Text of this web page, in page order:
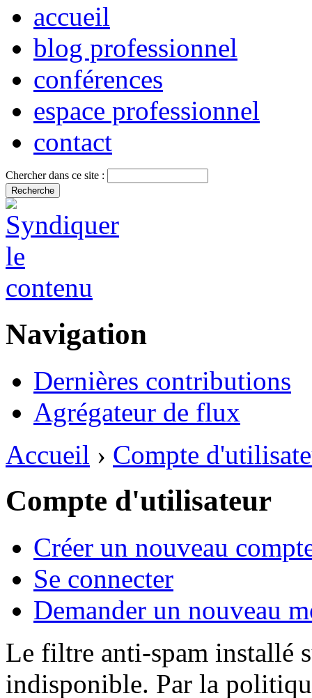
accueil
blog professionnel
conférences
espace professionnel
contact
Chercher dans ce site :
Navigation
Dernières contributions
Agrégateur de flux
Accueil › Compte
Compte d'utilisateur
Créer un nouveau
Se connecter
Demander un nouveau
Le filtre anti-spam installé
indisponible. Par la